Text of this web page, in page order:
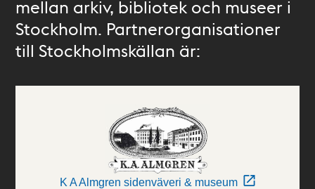
mellan arkiv, bibliotek och museer i
Stockholm. Partnerorganisationer
till Stockholmskällan är:
K A Almgren sidenväveri & museum